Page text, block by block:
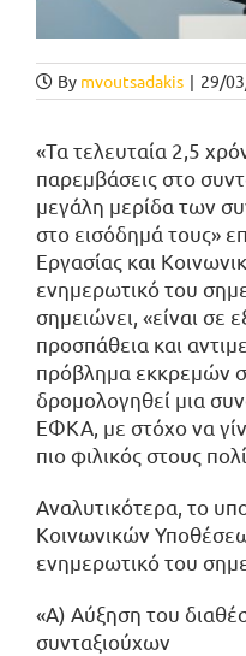
By mvoutsadakis | 29/
«Τα τελευταία 2,5
παρεμβάσεις στο
μεγάλη μερίδα των
στο εισόδημά τους»
Εργασίας και
ενημερωτικό του
σημειώνει, «είναι σε
προσπάθεια και
πρόβλημα εκκρεμών
δρομολογηθεί μια
ΕΦΚΑ, με στόχο να
πιο φιλικός στους
Αναλυτικότερα, το
Κοινωνικών
ενημερωτικό του
«Α) Αύξηση του
συνταξιούχων